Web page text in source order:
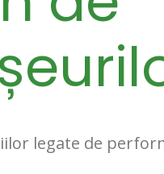
legate de